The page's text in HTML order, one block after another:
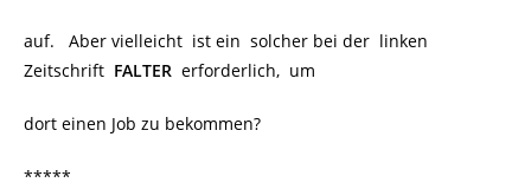
auf. Aber vielleicht ist ein solcher bei der linken
Zeitschrift FALTER erforderlich, um
dort einen Job zu bekommen?
*****